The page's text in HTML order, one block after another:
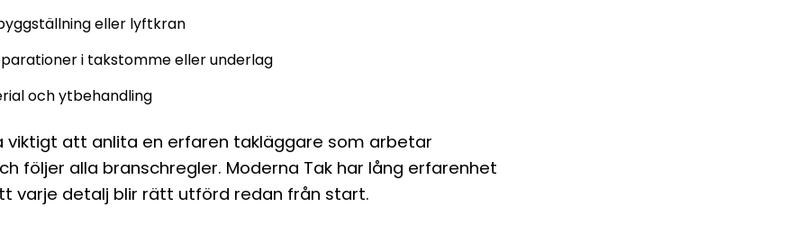
eller lyftkran
i takstomme eller underlag
och ytbehandling
viktigt att anlita en erfaren takläggare som arbetar
följer alla branschregler. Moderna Tak har lång erfarenhet
varje detalj blir rätt utförd redan från start.